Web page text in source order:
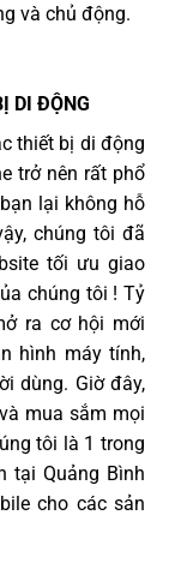
và chủ động.
DI ĐỘNG
thiết bị di động
trở nên rất phổ
lại không hỗ
chúng tôi đã
tối ưu giao
chúng tôi ! Tỷ
ra cơ hội mới
hình máy tính,
dùng. Giờ đây,
mua sắm mọi
tôi là 1 trong
tại Quảng Bình
cho các sản